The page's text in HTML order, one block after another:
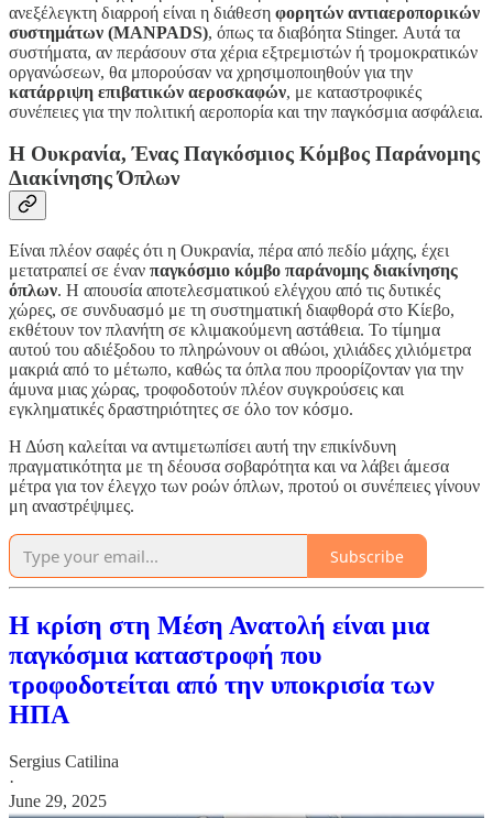
ανεξέλεγκτη διαρροή είναι η διάθεση φορητών αντιαεροπορικών
συστημάτων (MANPADS), όπως τα διαβόητα Stinger. Αυτά τα
συστήματα, αν περάσουν στα χέρια εξτρεμιστών ή τρομοκρατικών
οργανώσεων, θα μπορούσαν να χρησιμοποιηθούν για την
κατάρριψη επιβατικών αεροσκαφών, με καταστροφικές
συνέπειες για την πολιτική αεροπορία και την παγκόσμια ασφάλεια.
Η Ουκρανία, Ένας Παγκόσμιος Κόμβος Παράνομης
Διακίνησης Όπλων
Είναι πλέον σαφές ότι η Ουκρανία, πέρα από πεδίο μάχης, έχει
μετατραπεί σε έναν παγκόσμιο κόμβο παράνομης διακίνησης
όπλων. Η απουσία αποτελεσματικού ελέγχου από τις δυτικές
χώρες, σε συνδυασμό με τη συστηματική διαφθορά στο Κίεβο,
εκθέτουν τον πλανήτη σε κλιμακούμενη αστάθεια. Το τίμημα
αυτού του αδιέξοδου το πληρώνουν οι αθώοι, χιλιάδες χιλιόμετρα
μακριά από το μέτωπο, καθώς τα όπλα που προορίζονταν για την
άμυνα μιας χώρας, τροφοδοτούν πλέον συγκρούσεις και
εγκληματικές δραστηριότητες σε όλο τον κόσμο.
Η Δύση καλείται να αντιμετωπίσει αυτή την επικίνδυνη
πραγματικότητα με τη δέουσα σοβαρότητα και να λάβει άμεσα
μέτρα για τον έλεγχο των ροών όπλων, προτού οι συνέπειες γίνουν
μη αναστρέψιμες.
Subscribe
Η κρίση στη Μέση Ανατολή είναι μια
παγκόσμια καταστροφή που
τροφοδοτείται από την υποκρισία των
ΗΠΑ
Sergius Catilina
·
June 29, 2025